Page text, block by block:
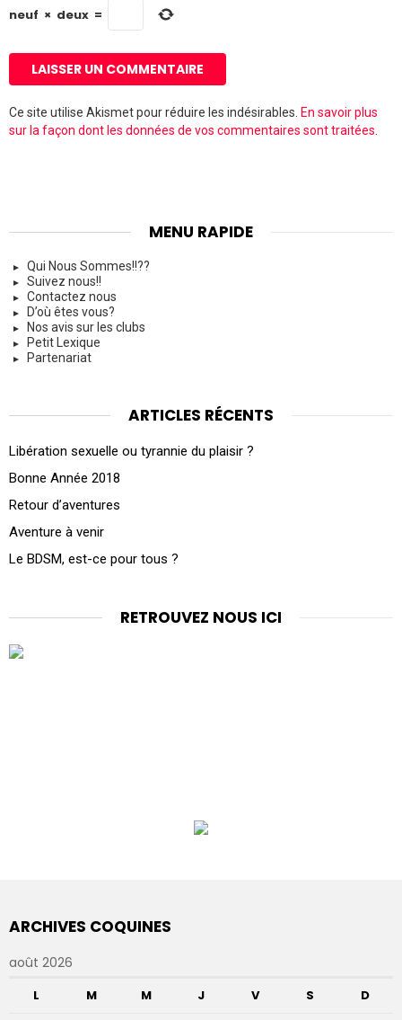
b
neuf × deux =
Ce site utilise Akismet pour réduire les indésirables. En savoir plus
sur la façon dont les données de vos commentaires sont traitées
MENU RAPIDE
Qui Nous Sommes!!??
Suivez nous!!
Contactez nous
D’où êtes vous?
Nos avis sur les clubs
Petit Lexique
Partenariat
ARTICLES RÉCENTS
Libération sexuelle ou tyrannie du plaisir ?
Bonne Année 2018
Retour d’aventures
Aventure à venir
Le BDSM, est-ce pour tous ?
RETROUVEZ NOUS ICI
ARCHIVES COQUINES
août 2026
L M M J V S D